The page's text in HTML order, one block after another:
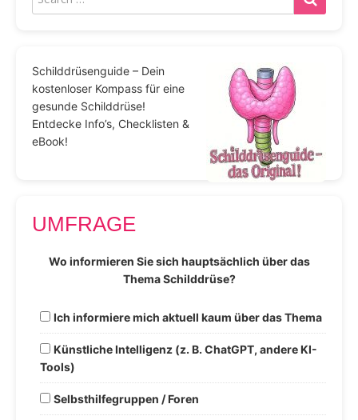
Schilddrüsenguide – Dein
kostenloser Kompass für eine
gesunde Schilddrüse!
Entdecke Info’s, Checklisten &
eBook!
UMFRAGE
Wo informieren Sie sich hauptsächlich über das
Thema Schilddrüse?
Ich informiere mich aktuell kaum über das Thema
Künstliche Intelligenz (z. B. ChatGPT, andere KI-
Tools)
Selbsthilfegruppen / Foren